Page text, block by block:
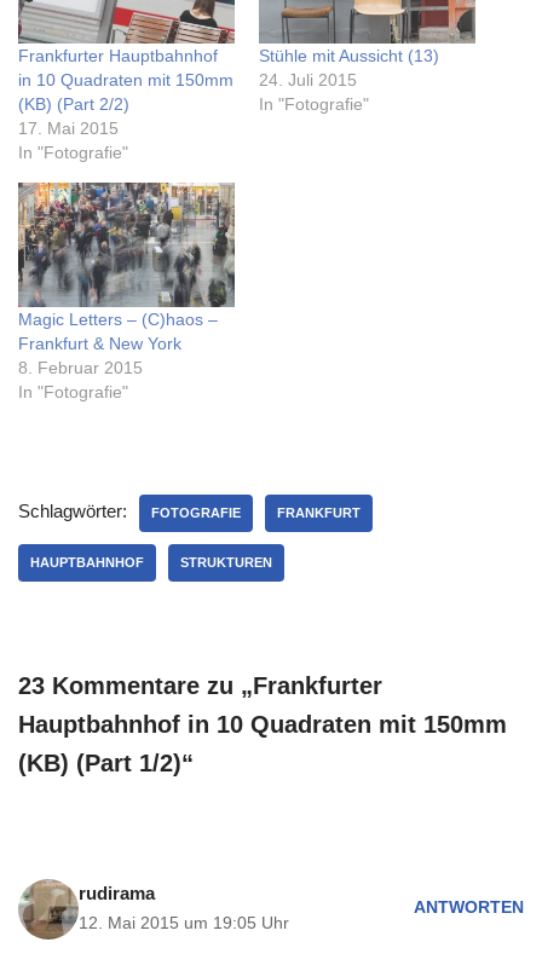
Frankfurter Hauptbahnhof
in 10 Quadraten mit 150mm
(KB) (Part 2/2)
17. Mai 2015
In "Fotografie"
Stühle mit Aussicht (13)
24. Juli 2015
In "Fotografie"
Magic Letters – (C)haos –
Frankfurt & New York
8. Februar 2015
In "Fotografie"
Schlagwörter: FOTOGRAFIE FRANKFURT
HAUPTBAHNHOF STRUKTUREN
23 Kommentare zu „Frankfurter
Hauptbahnhof in 10 Quadraten mit 150mm
(KB) (Part 1/2)“
rudirama
12. Mai 2015 um 19:05 Uhr
ANTWORTEN